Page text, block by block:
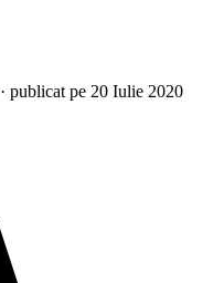
· publicat pe 20 Iulie 2020